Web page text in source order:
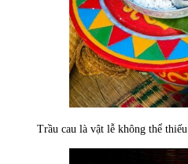
Trầu cau là vật lễ không thể thiếu